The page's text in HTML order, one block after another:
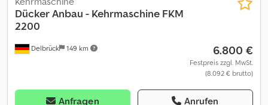
Delbrück 149 km
DückerAnbau - Kehrmaschine FKM
2200
6.800 €
Festpreis zzgl. MwSt.
(8.092 € brutto)
Anfragen Anrufen